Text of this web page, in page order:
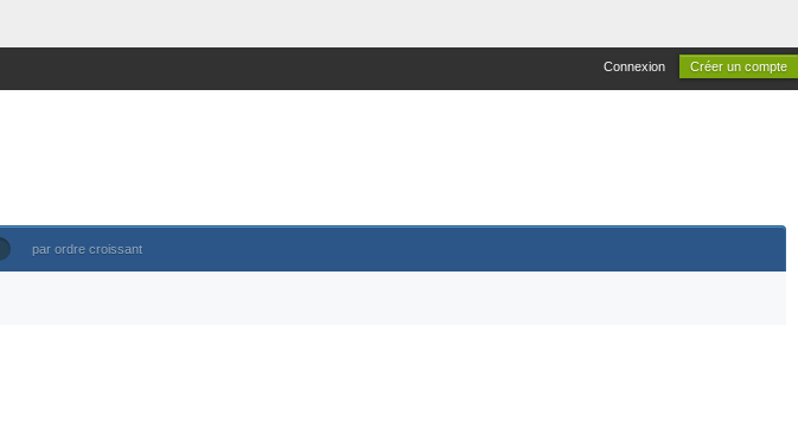
Connexion Créer un compte
par ordre croissant